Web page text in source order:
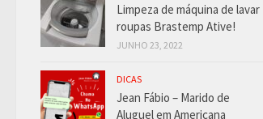
Limpeza de máquina de lavar
roupas Brastemp Ative!
JUNHO 23, 2022
DICAS
Jean Fábio – Marido de
Aluguel em Americana